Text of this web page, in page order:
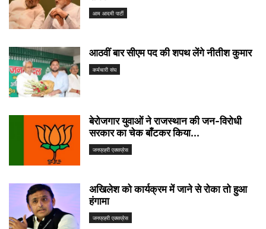
आम आदमी पार्टी
आठवीं बार सीएम पद की शपथ लेंगे नीतीश कुमार
कर्मचारी संघ
बेरोजगार युवाओं ने राजस्थान की जन-विरोधी
सरकार का चेक बाँटकर किया...
जनप्रहरी एक्सप्रेस
अखिलेश को कार्यक्रम में जाने से रोका तो हुआ
हंगामा
जनप्रहरी एक्सप्रेस